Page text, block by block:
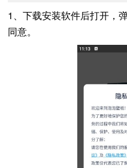
1、下载安装软件后打开，
同意。